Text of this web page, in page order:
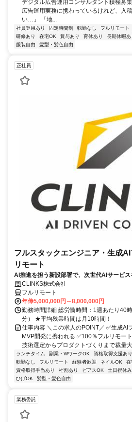
デジタル広告運用コンサルタント積極募
広告運用実務に携わっているけれど、入
い…」 「地...
社員登用あり 固定時間制 転勤なし フルリモート
研修あり
在宅OK 賞与あり 育休あり 長期休暇あ
服装自由
髪型・髪色自由
正社員
フルスタックエンジニア・生成
リモート
AI推進を担う新設部署で、次世代AIサービス
CLINKS株式会社
フルリモート
年俸5,000,000円～8,000,000円
勤務時間詳細 総労働時間：1週あたり40
分） ★平均残業時間は月10時間！
仕事内容 ＼この求人のPOINT／ ✅生成AI
MVP開発に携われる ✅100％フルリモー
技術選定からプロダクトづくりまで裁量
ランチタイム 副業・WワークOK 資格取得支援あり
転勤なし
フルリモート 経験者歓迎 ネイルOK 在
資格取得手当あり
社割あり ピアスOK 土日祝休み
ひげOK
髪型・髪色自由
業務委託